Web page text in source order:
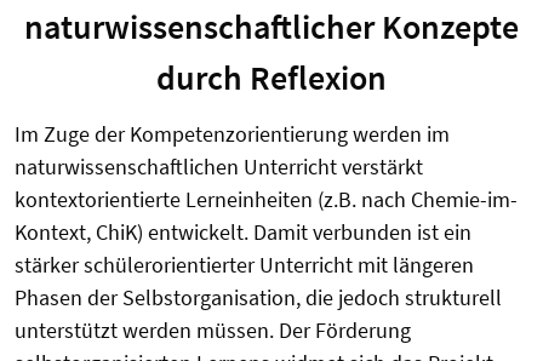
naturwissenschaftlicher Konzepte
durch Reflexion
Im Zuge der Kompetenzorientierung werden im
naturwissenschaftlichen Unterricht verstärkt
kontextorientierte Lerneinheiten (z.B. nach Chemie-im-
Kontext, ChiK) entwickelt. Damit verbunden ist ein
stärker schülerorientierter Unterricht mit längeren
Phasen der Selbstorganisation, die jedoch strukturell
unterstützt werden müssen. Der Förderung